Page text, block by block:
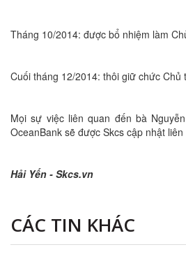
Tháng 10/2014: được bổ nhiệm làm
Cuối tháng 12/2014: thôi giữ chức Chủ
Mọi sự việc liên quan đến bà
OceanBank sẽ được Skcs cập nhật
Hải Yến - Skcs.vn
CÁC TIN KHÁC